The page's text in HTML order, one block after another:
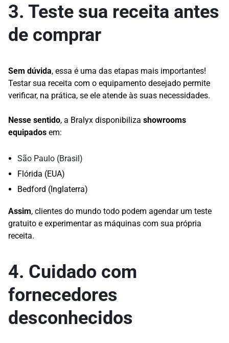
3. Teste sua receita antes
de comprar
Sem dúvida, essa é uma das etapas mais importantes!
Testar sua receita com o equipamento desejado permite
verificar, na prática, se ele atende às suas necessidades.
Nesse sentido, a Bralyx disponibiliza showrooms
equipados em:
São Paulo (Brasil)
Flórida (EUA)
Bedford (Inglaterra)
Assim, clientes do mundo todo podem agendar um teste
gratuito e experimentar as máquinas com sua própria
receita.
4. Cuidado com
fornecedores
desconhecidos